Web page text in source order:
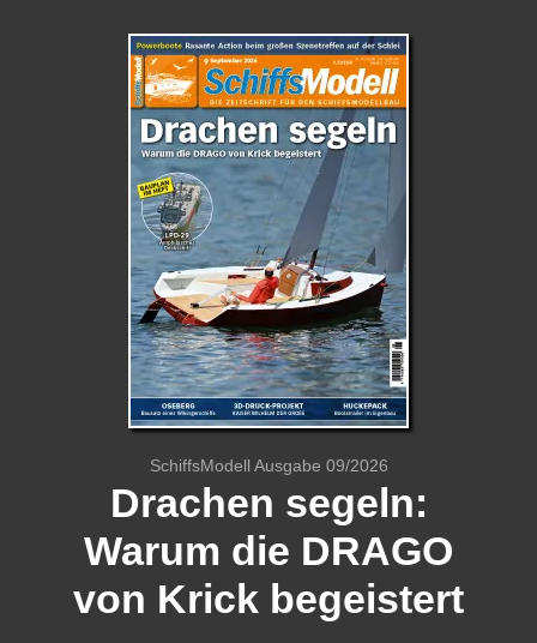
SchiffsModell Ausgabe 09/2026
Drachen segeln:
Warum die DRAGO
von Krick begeistert